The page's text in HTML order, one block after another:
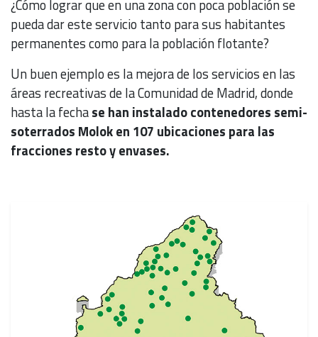
¿Cómo lograr que en una zona con poca población se
pueda dar este servicio tanto para sus habitantes
permanentes como para la población flotante?
Un buen ejemplo es la mejora de los servicios en las
áreas recreativas de la Comunidad de Madrid, donde
hasta la fechase han instalado contenedores semi-
soterrados Molok en 107 ubicaciones para las
fracciones resto y envases.